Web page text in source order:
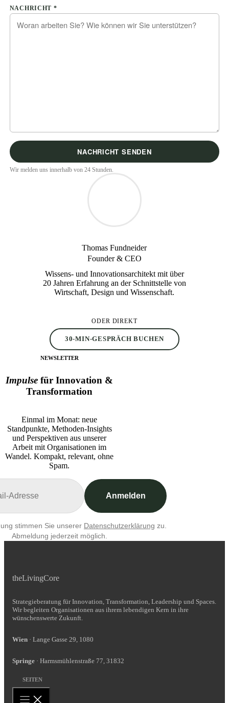
Bitte lasse dieses Feld leer.
NACHRICHT *
Wir melden uns innerhalb von 24 Stunden.
Thomas Fundneider
Founder & CEO
Wissens- und Innovationsarchitekt mit über
20 Jahren Erfahrung an der Schnittstelle von
Wirtschaft, Design und Wissenschaft.
ODER DIREKT
30-MIN-GESPRÄCH BUCHEN
NEWSLETTER
Impulse für Innovation &
Transformation
Einmal im Monat: neue
Standpunkte, Methoden-Insights
und Perspektiven aus unserer
Arbeit mit Organisationen im
Wandel. Kompakt, relevant, ohne
Spam.
Anmelden
stimmen Sie unserer Datenschutzerklärung zu.
Abmeldung jederzeit möglich.
theLivingCore
Strategieberatung für Innovation, Transformation, Leadership und Spaces.
Wir begleiten Organisationen aus ihrem lebendigen Kern in ihre
wünschenswerte Zukunft.
Wien · Lange Gasse 29, 1080
Springe · Harmsmühlenstraße 77, 31832
SEITEN